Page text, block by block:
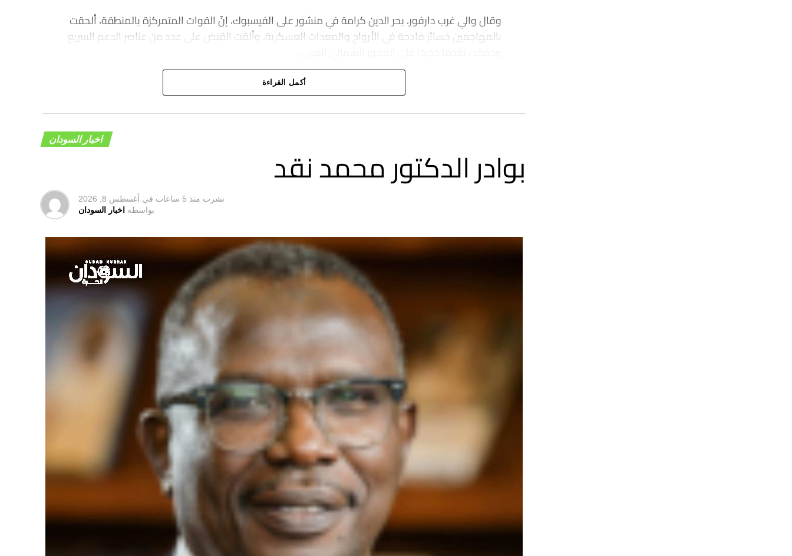
وقال والي غرب دارفور، بحر الدين كرامة في منشور على الفيسبوك، إنّ القوات المتمركزة بالمنطقة، ألحقت
بالمهاجمين خسائر فادحة في الأرواح والمعدات العسكرية، وألقت القبض على عدد من عناصر الدعم السريع
أكمل القراءة
اخبار السودان
بوادر الدكتور محمد نقد
نشرت منذ 5 ساعات في أغسطس 8, 2026
بواسطه اخبار السودان